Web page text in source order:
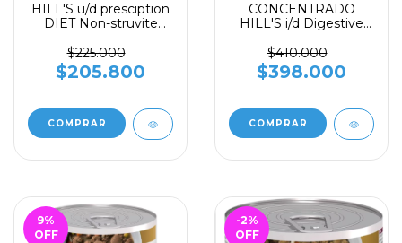
HILL'S u/d presciption
DIET Non-struvite
health
$225.000
$205.800
CONCENTRADO
HILL'S i/d Digestive
Prescription diet (para
problemas
gastrointestinales)
$410.000
$398.000
9%
OFF
-2%
OFF